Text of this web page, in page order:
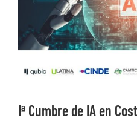
Iª Cumbre de IA en